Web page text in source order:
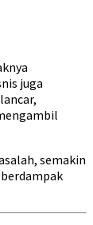
juga
semakin